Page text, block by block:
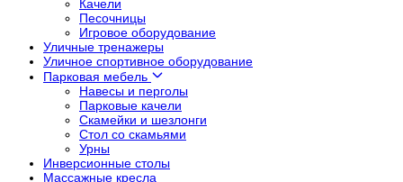
Качели
Песочницы
Игровое оборудование
Уличные тренажеры
Уличное спортивное оборудование
Парковая мебель
Навесы и перголы
Парковые качели
Скамейки и шезлонги
Стол со скамьями
Урны
Инверсионные столы
Массажные кресла